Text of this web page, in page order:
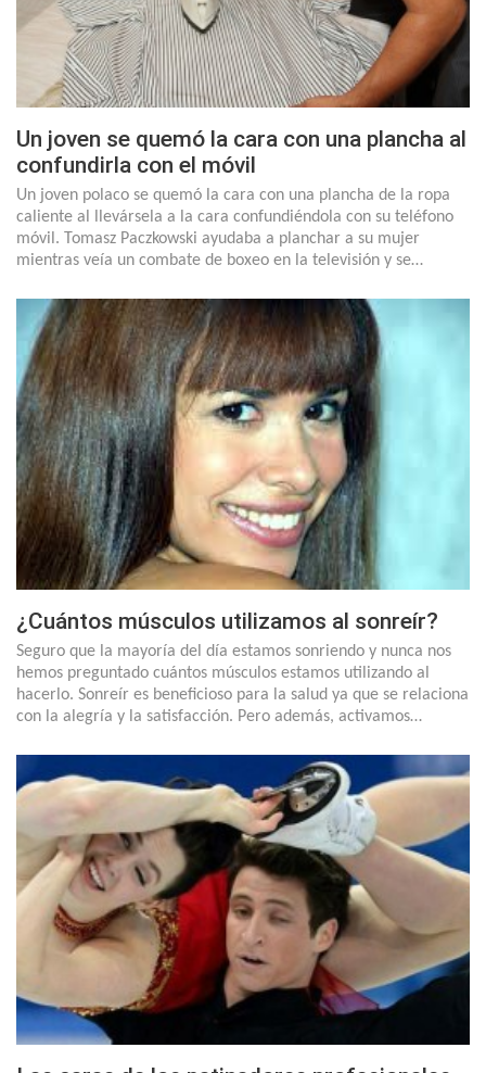
Un joven se quemó la cara con una plancha al
confundirla con el móvil
Un joven polaco se quemó la cara con una plancha de la ropa
caliente al llevársela a la cara confundiéndola con su teléfono
móvil. Tomasz Paczkowski ayudaba a planchar a su mujer
mientras veía un combate de boxeo en la televisión y se…
¿Cuántos músculos utilizamos al sonreír?
Seguro que la mayoría del día estamos sonriendo y nunca nos
hemos preguntado cuántos músculos estamos utilizando al
hacerlo. Sonreír es beneficioso para la salud ya que se relaciona
con la alegría y la satisfacción. Pero además, activamos…